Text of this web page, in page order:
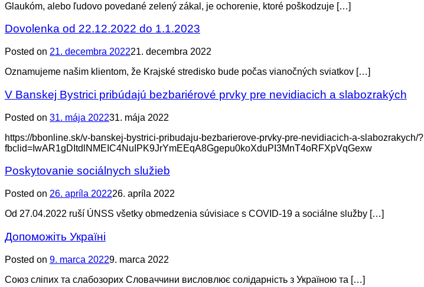
Glaukóm, alebo ľudovo povedané zelený zákal, je ochorenie, ktoré poškodzuje […]
Dovolenka od 22.12.2022 do 1.1.2023
Posted on 21. decembra 202221. decembra 2022
Oznamujeme našim klientom, že Krajské stredisko bude počas vianočných sviatkov […]
V Banskej Bystrici pribúdajú bezbariérové prvky pre nevidiacich a slabozrakých
Posted on 31. mája 202231. mája 2022
https://bbonline.sk/v-banskej-bystrici-pribudaju-bezbarierove-prvky-pre-nevidiacich-a-slabozrakych/?
fbclid=IwAR1gDItdlNMEIC4NuIPK9JrYmEEqA8Ggepu0koXduPI3MnT4oRFXpVqGexw
Poskytovanie sociálnych služieb
Posted on 26. apríla 202226. apríla 2022
Od 27.04.2022 ruší ÚNSS všetky obmedzenia súvisiace s COVID-19 a sociálne služby […]
Допоможіть Україні
Posted on 9. marca 20229. marca 2022
Союз сліпих та слабозорих Словаччини висловлює солідарність з Україною та […]